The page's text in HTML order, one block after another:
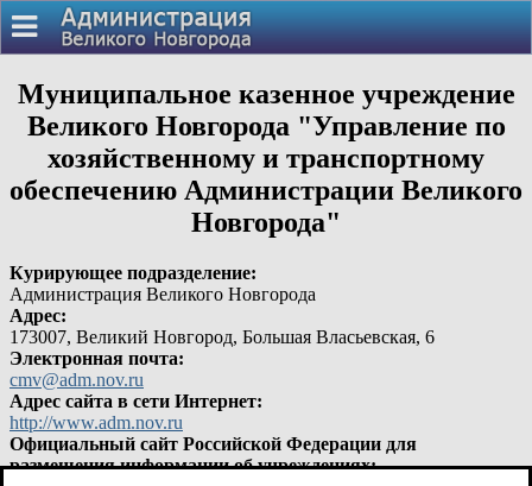
Муниципальное казенное учреждение
Великого Новгорода "Управление по
хозяйственному и транспортному
обеспечению Администрации Великого
Новгорода"
Курирующее подразделение:
Администрация Великого Новгорода
Адрес:
173007, Великий Новгород, Большая Власьевская, 6
Электронная почта:
cmv@adm.nov.ru
Адрес сайта в сети Интернет:
http://www.adm.nov.ru
Официальный сайт Российской Федерации для
размещения информации об учреждениях: